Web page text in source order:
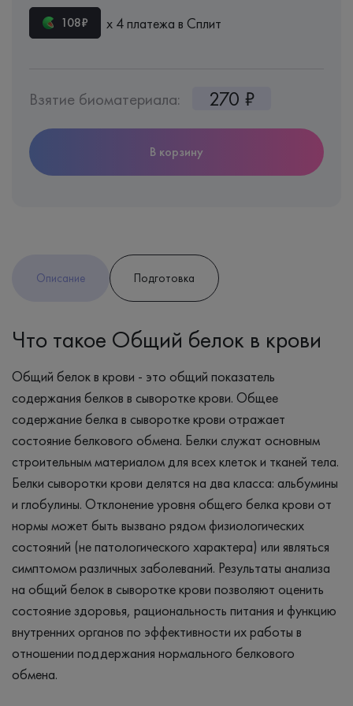
108₽ х 4 платежа в Сплит
Взятие биоматериала: 270 ₽
В корзину
Описание Подготовка
Что такое Общий белок в крови
Общий белок в крови - это общий показатель
содержания белков в сыворотке крови. Общее
содержание белка в сыворотке крови отражает
состояние белкового обмена. Белки служат основным
строительным материалом для всех клеток и тканей тела.
Белки сыворотки крови делятся на два класса: альбумины
и глобулины. Отклонение уровня общего белка крови от
нормы может быть вызвано рядом физиологических
состояний (не патологического характера) или являться
симптомом различных заболеваний. Результаты анализа
на общий белок в сыворотке крови позволяют оценить
состояние здоровья, рациональность питания и функцию
внутренних органов по эффективности их работы в
отношении поддержания нормального белкового
обмена.